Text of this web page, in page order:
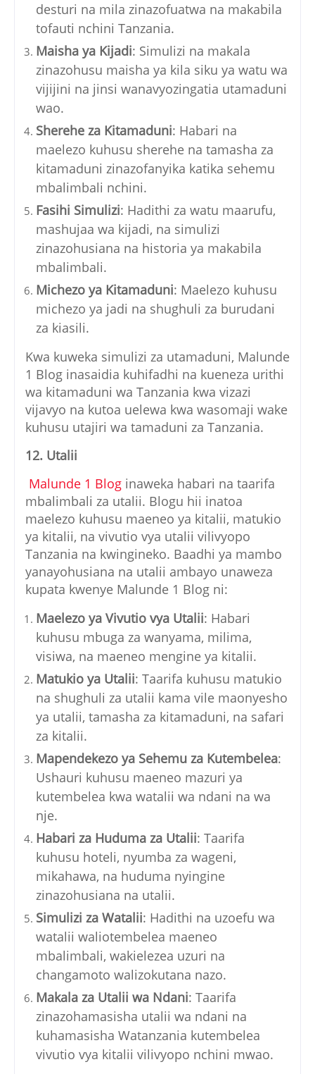
desturi na mila zinazofuatwa na makabila
tofauti nchini Tanzania.
Maisha ya Kijadi: Simulizi na makala
zinazohusu maisha ya kila siku ya watu wa
vijijini na jinsi wanavyozingatia utamaduni
wao.
Sherehe za Kitamaduni: Habari na
maelezo kuhusu sherehe na tamasha za
kitamaduni zinazofanyika katika sehemu
mbalimbali nchini.
Fasihi Simulizi: Hadithi za watu maarufu,
mashujaa wa kijadi, na simulizi
zinazohusiana na historia ya makabila
mbalimbali.
Michezo ya Kitamaduni: Maelezo kuhusu
michezo ya jadi na shughuli za burudani
za kiasili.
Kwa kuweka simulizi za utamaduni, Malunde
1 Blog inasaidia kuhifadhi na kueneza urithi
wa kitamaduni wa Tanzania kwa vizazi
vijavyo na kutoa uelewa kwa wasomaji wake
kuhusu utajiri wa tamaduni za Tanzania.
12. Utalii
Malunde 1 Blog inaweka habari na taarifa
mbalimbali za utalii. Blogu hii inatoa
maelezo kuhusu maeneo ya kitalii, matukio
ya kitalii, na vivutio vya utalii vilivyopo
Tanzania na kwingineko. Baadhi ya mambo
yanayohusiana na utalii ambayo unaweza
kupata kwenye Malunde 1 Blog ni:
Maelezo ya Vivutio vya Utalii: Habari
kuhusu mbuga za wanyama, milima,
visiwa, na maeneo mengine ya kitalii.
Matukio ya Utalii: Taarifa kuhusu matukio
na shughuli za utalii kama vile maonyesho
ya utalii, tamasha za kitamaduni, na safari
za kitalii.
Mapendekezo ya Sehemu za Kutembelea:
Ushauri kuhusu maeneo mazuri ya
kutembelea kwa watalii wa ndani na wa
nje.
Habari za Huduma za Utalii: Taarifa
kuhusu hoteli, nyumba za wageni,
mikahawa, na huduma nyingine
zinazohusiana na utalii.
Simulizi za Watalii: Hadithi na uzoefu wa
watalii waliotembelea maeneo
mbalimbali, wakielezea uzuri na
changamoto walizokutana nazo.
Makala za Utalii wa Ndani: Taarifa
zinazohamasisha utalii wa ndani na
kuhamasisha Watanzania kutembelea
vivutio vya kitalii vilivyopo nchini mwao.